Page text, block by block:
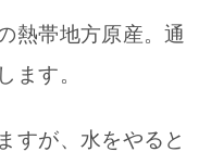
熱帯地方原産。通
ます。
すが、水をやると